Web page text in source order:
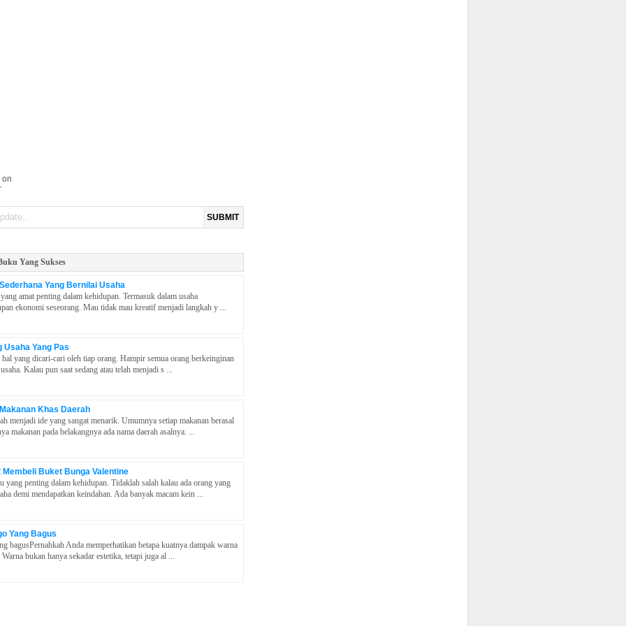
on
SUBMIT
Yang Sukses
Yang Bernilai Usaha
amat penting dalam kehidupan. Termasuk dalam usaha
ekonomi seseorang. Mau tidak mau kreatif menjadi langkah y ...
Usaha Yang Pas
hal yang dicari-cari oleh tiap orang. Hampir semua orang berkeinginan
Kalau pun saat sedang atau telah menjadi s ...
Khas Daerah
menjadi ide yang sangat menarik. Umumnya setiap makanan berasal
makanan pada belakangnya ada nama daerah asalnya. ...
Buket Bunga Valentine
yang penting dalam kehidupan. Tidaklah salah kalau ada orang yang
demi mendapatkan keindahan. Ada banyak macam kein ...
Yang Bagus
bagusPernahkah Anda memperhatikan betapa kuatnya dampak warna
bukan hanya sekadar estetika, tetapi juga al ...